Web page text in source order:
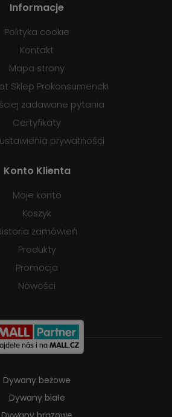
Informacje
Polityka cookie
Kontakt
Mapa strony
Sklep Prokonsumencki
zadawane pytania
Certyfikaty
prywatności
Konto Klienta
Moje konto
Koszyk
zamówień
Produkty
Promocja
Nowości
Dywany beżowe
Dywany białe